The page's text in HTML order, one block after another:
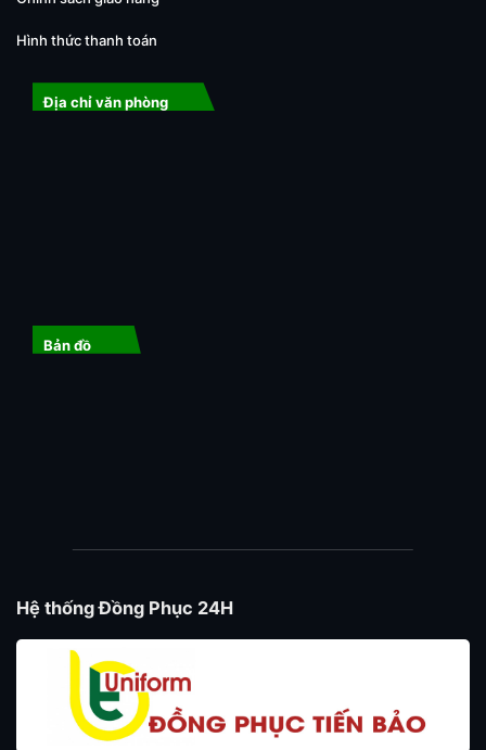
Hình thức thanh toán
Địa chỉ văn phòng
Bản đồ
Hệ thống Đồng Phục 24H